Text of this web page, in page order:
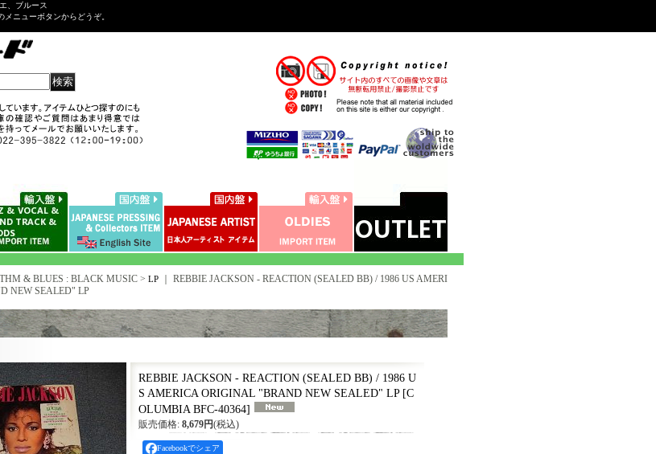
、ブルース
ニューボタンからどうぞ。
& BLUES : BLACK MUSIC > LP
REBBIE JACKSON - REACTION (SEALED BB) / 1986 US AMERI
NEW SEALED" LP
REBBIE JACKSON - REACTION (SEALED BB) / 1986 U
S AMERICA ORIGINAL "BRAND NEW SEALED" LP [C
OLUMBIA BFC-40364]
販売価格: 8,679円(税込)
Facebookでシェア